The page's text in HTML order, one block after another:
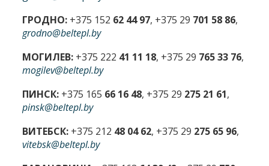
ГРОДНО: +375 152 62 44 97, +375 29 701 58 86,
grodno@beltepl.by
МОГИЛЕВ: +375 222 41 11 18, +375 29 765 33 76,
mogilev@beltepl.by
ПИНСК: +375 165 66 16 48, +375 29 275 21 61,
pinsk@beltepl.by
ВИТЕБСК: +375 212 48 04 62, +375 29 275 65 96,
vitebsk@beltepl.by